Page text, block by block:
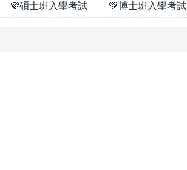
💜碩士班入學考試 💚博士班入學考試